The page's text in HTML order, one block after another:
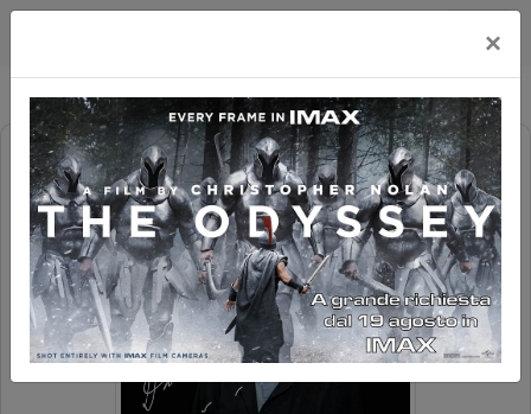
DAVID LYNCH - I CORTOMETRAGGI
(RIED.)
V.O. SOTT.
EVENTO 8
×